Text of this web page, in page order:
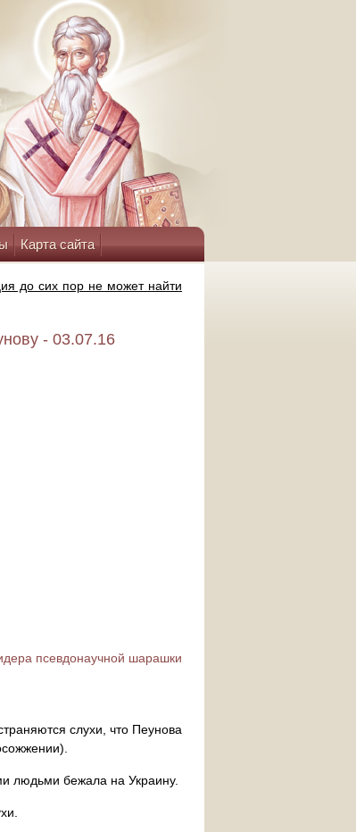
Карта сайта
до сих пор не может найти
- 03.07.16
псевдонаучной шарашки
слухи, что Пеунова
людьми бежала на Украину.